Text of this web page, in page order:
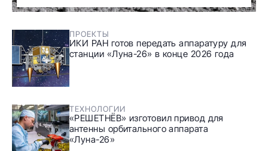
ПРОЕКТЫ
ИКИ РАН готов передать аппаратуру для
станции «Луна-26» в конце 2026 года
ТЕХНОЛОГИИ
«РЕШЕТНЁВ» изготовил привод для
антенны орбитального аппарата
«Луна-26»